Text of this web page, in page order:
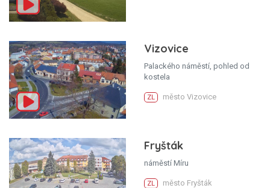
Vizovice
Palackého náměstí, pohled od
kostela
ZL město Vizovice
Fryšták
náměstí Míru
ZL město Fryšták